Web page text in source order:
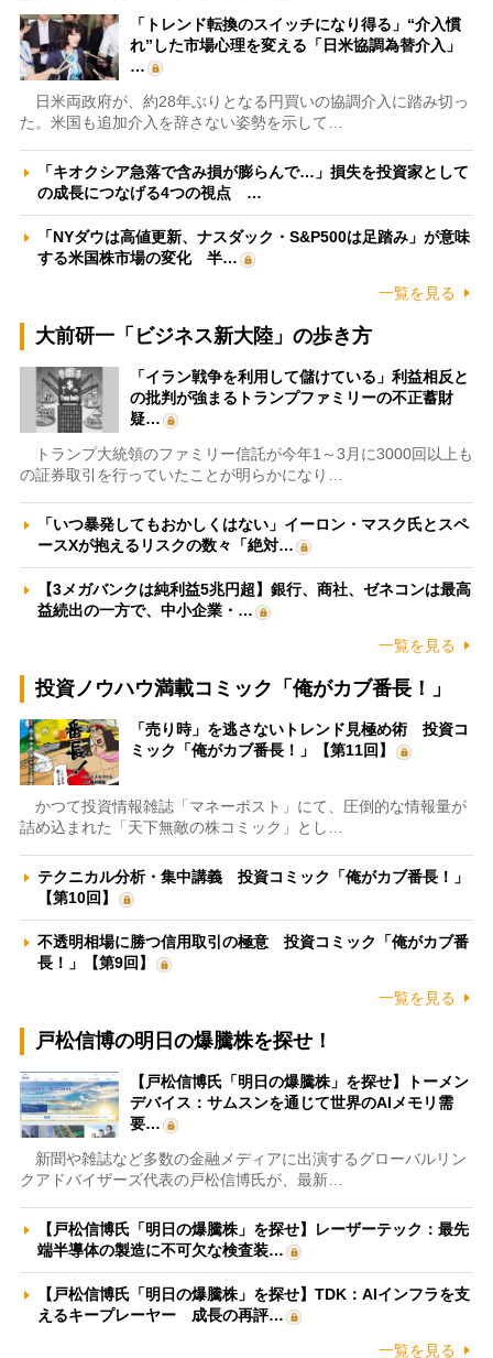
「トレンド転換のスイッチになり得る」“介入慣
れ”した市場心理を変える「日米協調為替介入」
…
日米両政府が、約28年ぶりとなる円買いの協調介入に踏み切っ
た。米国も追加介入を辞さない姿勢を示して…
「キオクシア急落で含み損が膨らんで…」損失を投資家として
の成長につなげる4つの視点 …
「NYダウは高値更新、ナスダック・S&P500は足踏み」が意味
する米国株市場の変化 半…
一覧を見る
大前研一「ビジネス新大陸」の歩き方
「イラン戦争を利用して儲けている」利益相反と
の批判が強まるトランプファミリーの不正蓄財
疑…
トランプ大統領のファミリー信託が今年1～3月に3000回以上も
の証券取引を行っていたことが明らかになり…
「いつ暴発してもおかしくはない」イーロン・マスク氏とスペ
ースXが抱えるリスクの数々「絶対…
【3メガバンクは純利益5兆円超】銀行、商社、ゼネコンは最高
益続出の一方で、中小企業・…
一覧を見る
投資ノウハウ満載コミック「俺がカブ番長！」
「売り時」を逃さないトレンド見極め術 投資コ
ミック「俺がカブ番長！」【第11回】
かつて投資情報雑誌「マネーポスト」にて、圧倒的な情報量が
詰め込まれた「天下無敵の株コミック」とし…
テクニカル分析・集中講義 投資コミック「俺がカブ番長！」
【第10回】
不透明相場に勝つ信用取引の極意 投資コミック「俺がカブ番
長！」【第9回】
一覧を見る
戸松信博の明日の爆騰株を探せ！
【戸松信博氏「明日の爆騰株」を探せ】トーメン
デバイス：サムスンを通じて世界のAIメモリ需
要…
新聞や雑誌など多数の金融メディアに出演するグローバルリン
クアドバイザーズ代表の戸松信博氏が、最新…
【戸松信博氏「明日の爆騰株」を探せ】レーザーテック：最先
端半導体の製造に不可欠な検査装…
【戸松信博氏「明日の爆騰株」を探せ】TDK：AIインフラを支
えるキープレーヤー 成長の再評…
一覧を見る